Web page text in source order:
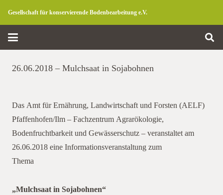
Gesellschaft für konservierende Bodenbearbeitung e.V.
26.06.2018 – Mulchsaat in Sojabohnen
Das Amt für Ernährung, Landwirtschaft und Forsten (AELF)
Pfaffenhofen/Ilm – Fachzentrum Agrarökologie,
Bodenfruchtbarkeit und Gewässerschutz – veranstaltet am
26.06.2018 eine Informationsveranstaltung zum
Thema
„Mulchsaat in Sojabohnen“